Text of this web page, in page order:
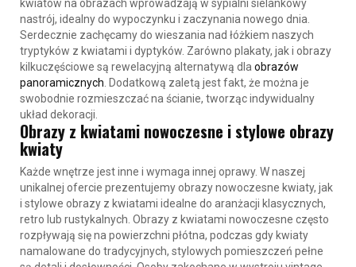
kwiatów na obrazach wprowadzają w sypialni sielankowy
nastrój, idealny do wypoczynku i zaczynania nowego dnia.
Serdecznie zachęcamy do wieszania nad łóżkiem naszych
tryptyków z kwiatami i dyptyków . Zarówno plakaty, jak i obrazy
kilkuczęściowe są rewelacyjną alternatywą dla obrazów
panoramicznych . Dodatkową zaletą jest fakt, że można je
swobodnie rozmieszczać na ścianie, tworząc indywidualny
układ dekoracji.
Obrazy z kwiatami nowoczesne i stylowe obrazy
kwiaty
Każde wnętrze jest inne i wymaga innej oprawy. W naszej
unikalnej ofercie prezentujemyobrazy nowoczesne kwiaty, jak
i stylowe obrazy z kwiatami idealne do aranżacji klasycznych,
retro lub rustykalnych. Obrazy z kwiatami nowoczesne często
rozpływają się na powierzchni płótna, podczas gdy kwiaty
namalowane do tradycyjnych, stylowych pomieszczeń pełne